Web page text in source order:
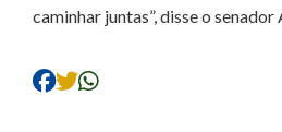
caminhar juntas”, disse o